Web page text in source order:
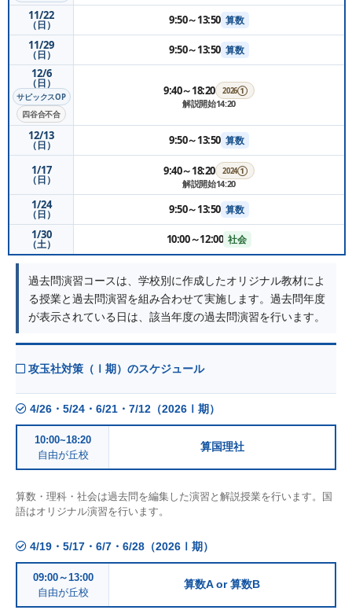
11/22
（日） 9:50～13:50 算数
11/29
（日） 9:50～13:50 算数
12/6
（日）
サピックスOP
四谷合不合
9:40～18:20 2026①
解説開始14:20
12/13
（日） 9:50～13:50 算数
1/17
（日）
9:40～18:20 2024①
解説開始14:20
1/24
（日） 9:50～13:50 算数
1/30
（土） 10:00～12:00 社会
過去問演習コースは、学校別に作成したオリジナル教材によ
る授業と過去問演習を組み合わせて実施します。過去問年度
が表示されている日は、該当年度の過去問演習を行います。
攻玉社対策（Ⅰ期）のスケジュール
4/26・5/24・6/21・7/12（2026Ⅰ期）
10:00~18:20
自由が丘校
算国理社
算数・理科・社会は過去問を編集した演習と解説授業を行います。国
語はオリジナル演習を行います。
4/19・5/17・6/7・6/28（2026Ⅰ期）
09:00～13:00
自由が丘校
算数A or 算数B